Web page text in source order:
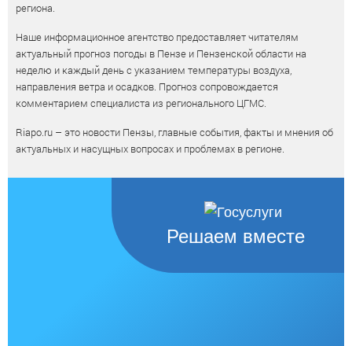
региона.
Наше информационное агентство предоставляет читателям
актуальный прогноз погоды в Пензе и Пензенской области на
неделю и каждый день с указанием температуры воздуха,
направления ветра и осадков. Прогноз сопровождается
комментарием специалиста из регионального ЦГМС.
Riapo.ru – это новости Пензы, главные события, факты и мнения об
актуальных и насущных вопросах и проблемах в регионе.
Решаем вместе